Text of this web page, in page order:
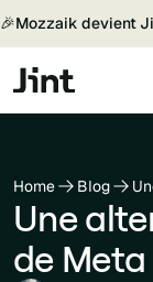
🎉Mozzaik devient
Home Blog
Une
de Meta